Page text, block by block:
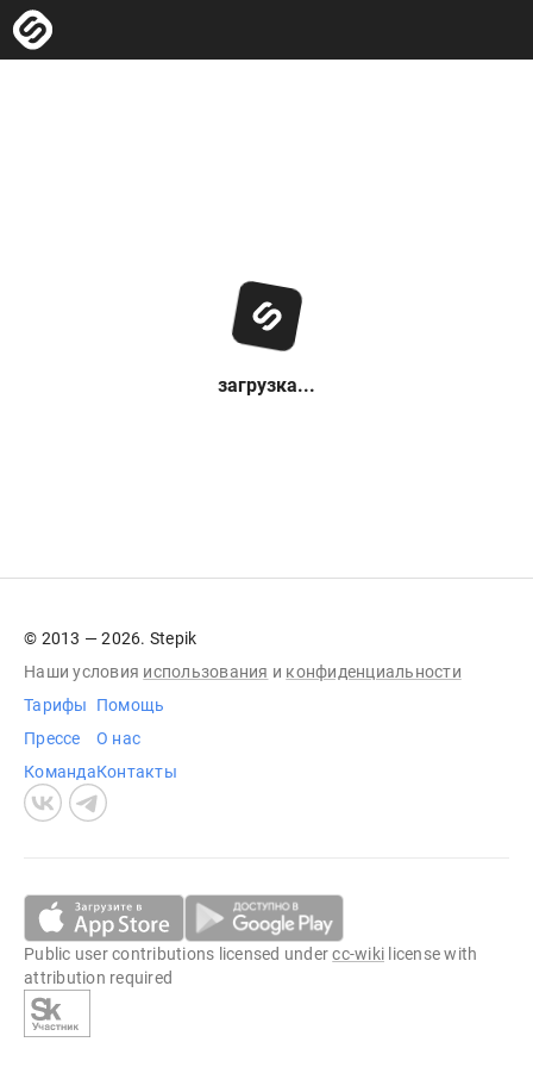
загрузка...
© 2013 — 2026. Stepik
Наши условия использования и конфиденциальности
Тарифы
Прессе
Команда
Помощь
О нас
Контакты
Public user contributions licensed undercc-wiki license with
attribution required